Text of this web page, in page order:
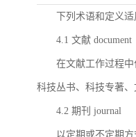
下列术语和定义
4.1 文献 document
在文献工作过程
科技丛书、科技专著
4.2 期刊 journal
以定期或不定期